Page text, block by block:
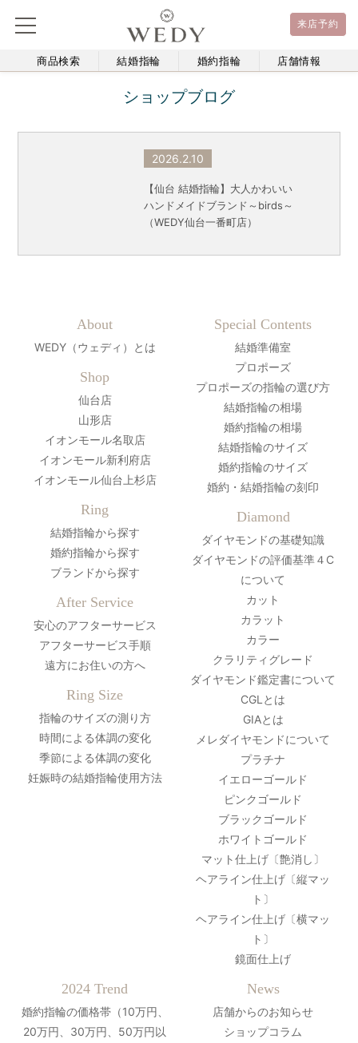
来店予約
商品検索 結婚指輪 婚約指輪 店舗情報
ショップブログ
2026.2.10
【仙台 結婚指輪】大人かわいい
ハンドメイドブランド～birds～
（WEDY仙台一番町店）
About
WEDY（ウェディ）とは
Shop
仙台店
山形店
イオンモール名取店
イオンモール新利府店
イオンモール仙台上杉店
Ring
結婚指輪から探す
婚約指輪から探す
ブランドから探す
After Service
安心のアフターサービス
アフターサービス手順
遠方にお住いの方へ
Ring Size
指輪のサイズの測り方
時間による体調の変化
季節による体調の変化
妊娠時の結婚指輪使用方法
Special Contents
結婚準備室
プロポーズ
プロポーズの指輪の選び方
結婚指輪の相場
婚約指輪の相場
結婚指輪のサイズ
婚約指輪のサイズ
婚約・結婚指輪の刻印
Diamond
ダイヤモンドの基礎知識
ダイヤモンドの評価基準４C
について
カット
カラット
カラー
クラリティグレード
ダイヤモンド鑑定書について
CGLとは
GIAとは
メレダイヤモンドについて
プラチナ
イエローゴールド
ピンクゴールド
ブラックゴールド
ホワイトゴールド
マット仕上げ〔艶消し〕
ヘアライン仕上げ〔縦マッ
ト〕
ヘアライン仕上げ〔横マッ
ト〕
鏡面仕上げ
2024 Trend
婚約指輪の価格帯（10万円、
20万円、30万円、50万円以
News
店舗からのお知らせ
ショップコラム